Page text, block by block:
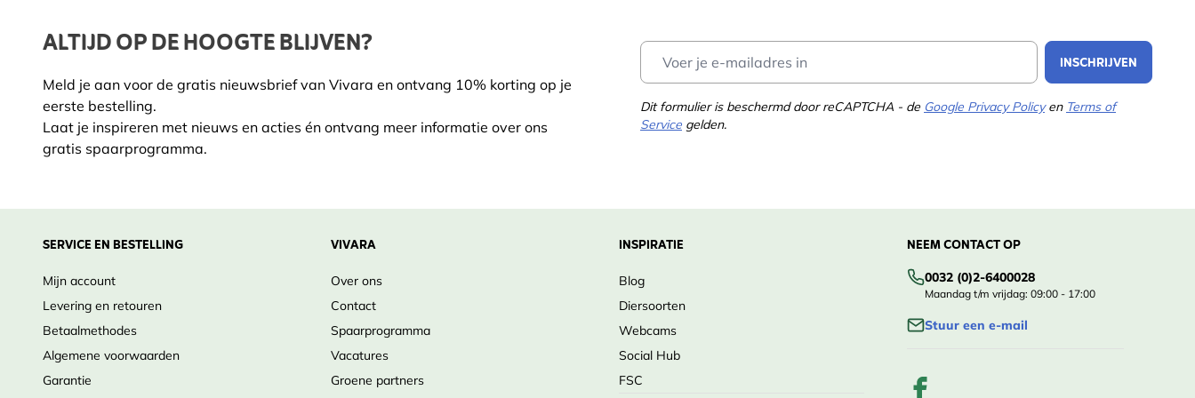
Pagina's
Auteur Marcel Boer
ISBN 9789050118361
ALTIJD OP DE HOOGTE BLIJVEN?
Meld je aan voor de gratis nieuwsbrief van Vivara en ontvang 10% korting op je
eerste bestelling.
Laat je inspireren met nieuws en acties én ontvang meer informatie over ons
gratis spaarprogramma.
INSCHRIJVEN
Dit formulier is beschermd door reCAPTCHA - de Google Privacy Policyen Terms of
Service gelden.
SERVICE EN BESTELLING
Mijn account
Levering en retouren
Betaalmethodes
Algemene voorwaarden
Garantie
VIVARA
Over ons
Contact
Spaarprogramma
Vacatures
Groene partners
INSPIRATIE
Blog
Diersoorten
Webcams
Social Hub
FSC
NEEM CONTACT OP
0032 (0)2-6400028
Maandag t/m vrijdag: 09:00 - 17:00
Stuur een e-mail